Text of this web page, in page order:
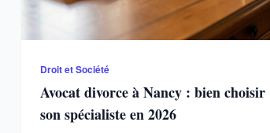
Droit et Société
Avocat divorce à Nancy : bien choisir
son spécialiste en 2026